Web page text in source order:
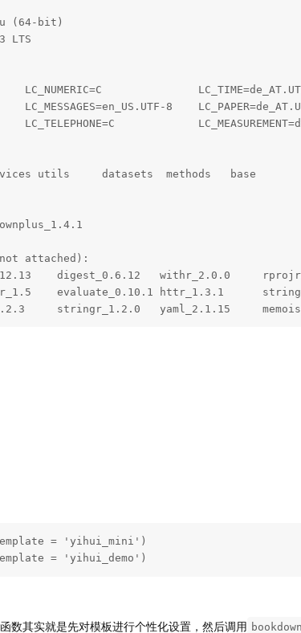
(64-bit)
LTS
LC_NUMERIC=C
8    LC_MESSAGES=en_US.UTF-8
utils     datasets  methods   base
attached):
digest_0.6.12   withr_2.0.0
evaluate_0.10.1 httr_1.3.1
stringr_1.2.0   yaml_2.1.15
= 'yihui_mini')
= 'yihui_demo')
函数其实就是先对模板进行个性化设置，然后调用